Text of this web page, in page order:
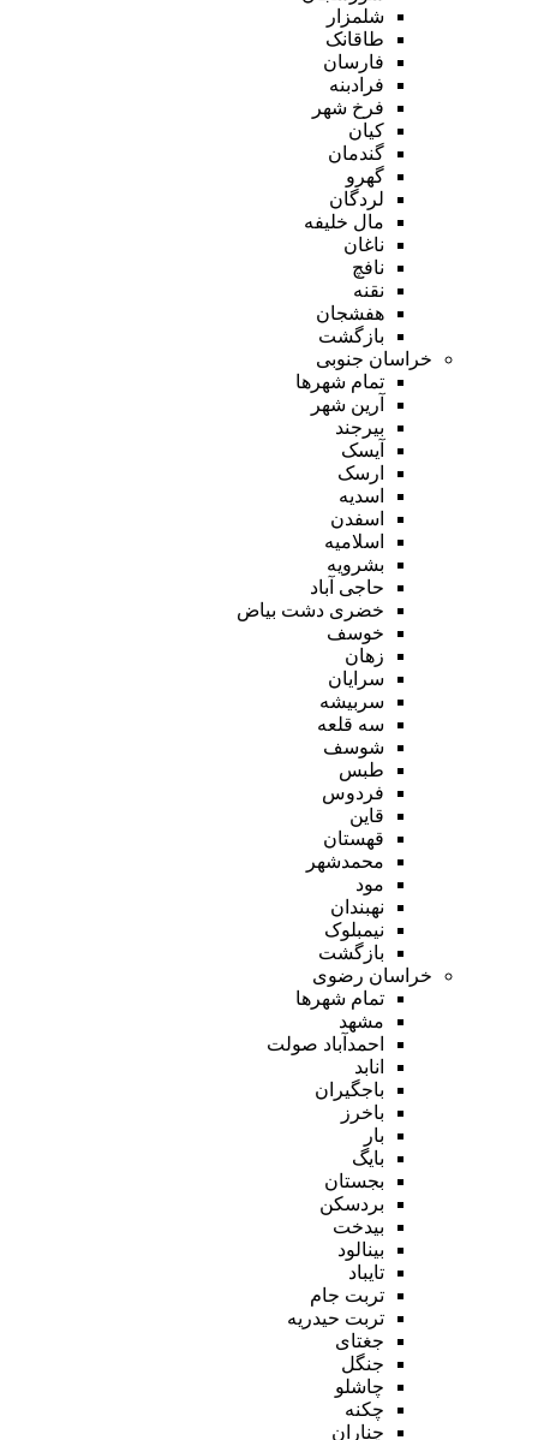
شلمزار
طاقانک
فارسان
فرادبنه
فرخ شهر
کیان
گندمان
گهرو
لردگان
مال خلیفه
ناغان
نافچ
نقنه
هفشجان
بازگشت
خراسان جنوبی
تمام شهر‌ها
آرین شهر
بیرجند
آیسک
ارسک
اسدیه
اسفدن
اسلامیه
بشرویه
حاجی آباد
خضری دشت بیاض
خوسف
زهان
سرایان
سربیشه
سه قلعه
شوسف
طبس
فردوس
قاین
قهستان
محمدشهر
مود
نهبندان
نیمبلوک
بازگشت
خراسان رضوی
تمام شهر‌ها
مشهد
احمدآباد صولت
انابد
باجگیران
باخرز
بار
بایگ
بجستان
بردسکن
بیدخت
بینالود
تایباد
تربت جام
تربت حیدریه
جغتای
جنگل
چاشلو
چکنه
چناران